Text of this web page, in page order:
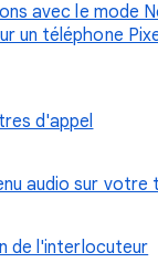
avec le mode
un téléphone
d'appel
audio sur votre
de l'interlocuteur